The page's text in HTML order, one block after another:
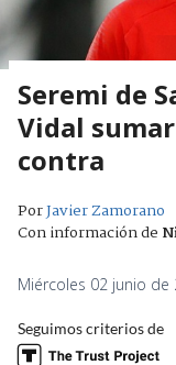
Seremi de
Vidal
contra
PorJavier Zamorano
Con información de
Miércoles 02 junio de
Seguimos criterios de